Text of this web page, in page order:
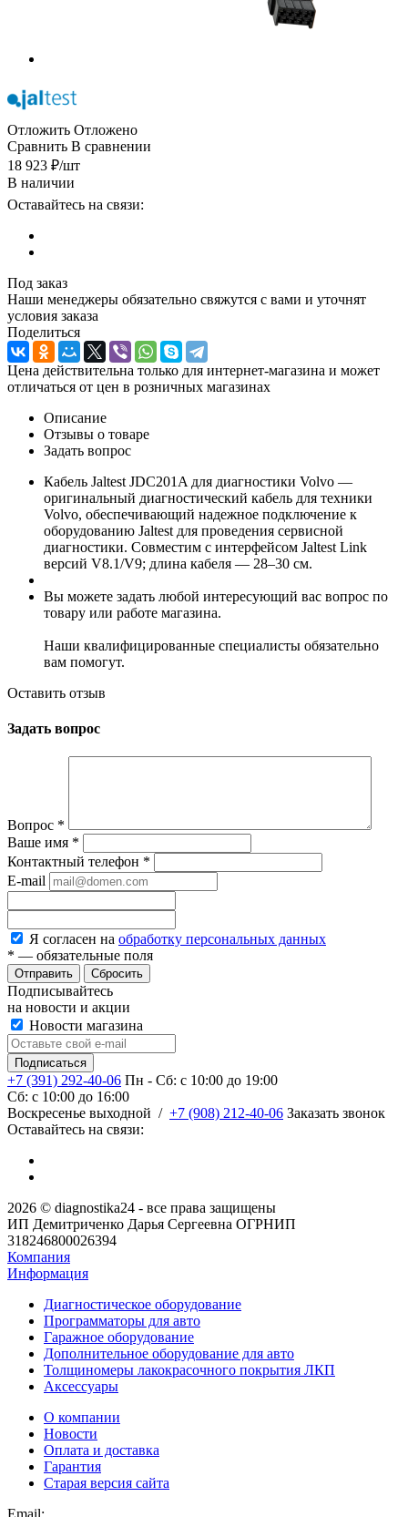
Отложить Отложено
Сравнить В сравнении
18 923 ₽/шт
В наличии
Оставайтесь на связи:
Под заказ
Наши менеджеры обязательно свяжутся с вами и уточнят
условия заказа
Поделиться
Цена действительна только для интернет-магазина и может
отличаться от цен в розничных магазинах
Описание
Отзывы о товаре
Задать вопрос
Кабель Jaltest JDC201A для диагностики Volvo —
оригинальный диагностический кабель для техники
Volvo, обеспечивающий надежное подключение к
оборудованию Jaltest для проведения сервисной
диагностики. Совместим с интерфейсом Jaltest Link
версий V8.1/V9; длина кабеля — 28–30 см.
Вы можете задать любой интересующий вас вопрос по
товару или работе магазина.
Наши квалифицированные специалисты обязательно
вам помогут.
Оставить отзыв
Задать вопрос
Вопрос *
Ваше имя *
Контактный телефон *
E-mail
Я согласен на обработку персональных данных
* — обязательные поля
Сбросить
Подписывайтесь
на новости и акции
Новости магазина
+7 (391) 292-40-06 Пн - Сб: c 10:00 до 19:00
Сб: c 10:00 до 16:00
​Воскресенье выходной / +7 (908) 212-40-06 Заказать звонок
Оставайтесь на связи:
2026 © diagnostika24 - все права защищены
ИП Демитриченко Дарья Сергеевна ОГРНИП
318246800026394
Компания
Информация
Диагностическое оборудование
Программаторы для авто
Гаражное оборудование
Дополнительное оборудование для авто
Толщиномеры лакокрасочного покрытия ЛКП
Аксессуары
О компании
Новости
Оплата и доставка
Гарантия
Старая версия сайта